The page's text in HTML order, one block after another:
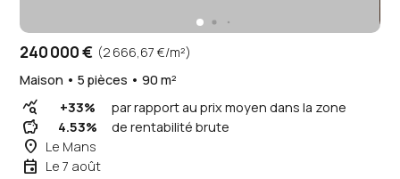
240 000 € (2 666,67 €/m²)
Maison • 5 pièces • 90 m²
query_stats +33% par rapport au prix moyen dans la zone
savings 4.53% de rentabilité brute
place Le Mans
event Le 7 août